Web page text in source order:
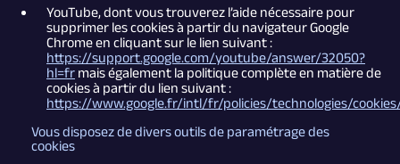
YouTube, dont vous trouverez l’aide nécessaire pour
supprimer les cookies à partir du navigateur Google
Chrome en cliquant sur le lien suivant :
https://support.google.com/youtube/answer/32050?
hl=fr mais également la politique complète en matière de
cookies à partir du lien suivant :
https://www.google.fr/intl/fr/policies/technologies/
Vous disposez de divers outils de paramétrage des
cookies